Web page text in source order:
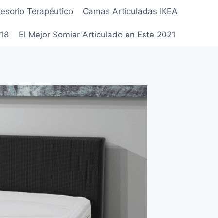
Terapéutico Camas Articuladas IKEA
El Mejor Somier Articulado en Este 2021